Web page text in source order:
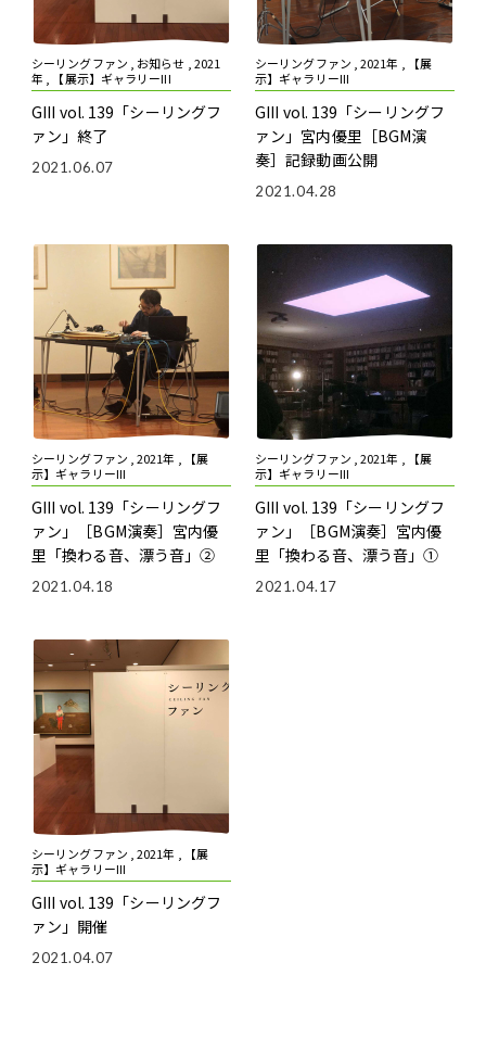
シーリングファン , お知らせ , 2021
年 , 【展示】ギャラリーIII
GIII vol. 139「シーリングフ
ァン」終了
2021.06.07
シーリングファン , 2021年 , 【展
示】ギャラリーIII
GIII vol. 139「シーリングフ
ァン」宮内優里［BGM演
奏］記録動画公開
2021.04.28
シーリングファン , 2021年 , 【展
示】ギャラリーIII
GIII vol. 139「シーリングフ
ァン」
［BGM演奏］宮内優
里「換わる音、漂う音」②
2021.04.18
シーリングファン , 2021年 , 【展
示】ギャラリーIII
GIII vol. 139「シーリングフ
ァン」
［BGM演奏］宮内優
里「換わる音、漂う音」①
2021.04.17
シーリングファン , 2021年 , 【展
示】ギャラリーIII
GIII vol. 139「シーリングフ
ァン」開催
2021.04.07